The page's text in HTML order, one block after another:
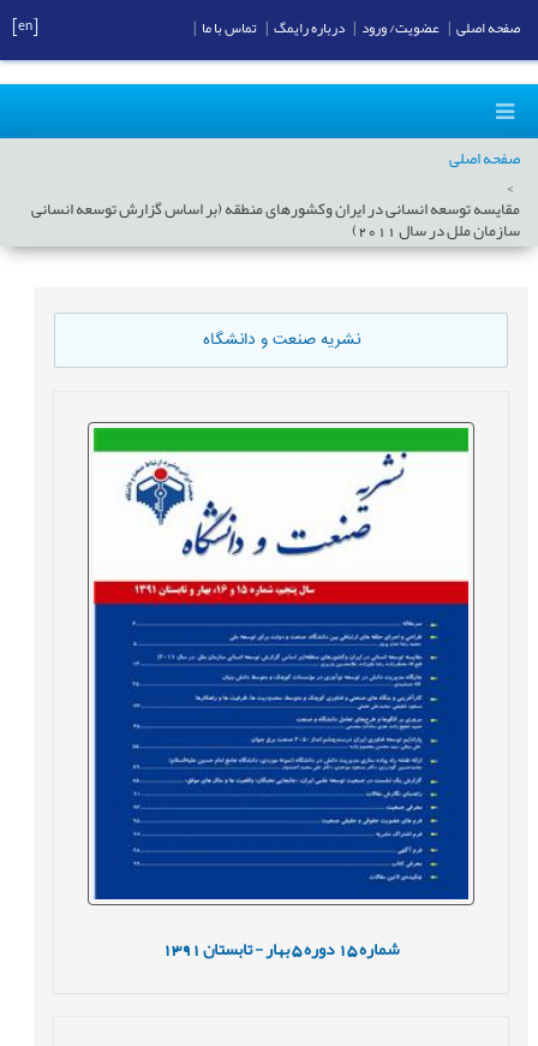
صفحه اصلی
مقایسه توسعه انسانی در ایران وکشورهای منطقه (بر اساس گزارش توسعه انسانی
سازمان ملل در سال 2011)
نشریه صنعت و دانشگاه
شماره15 دوره5 بهار - تابستان1391
صفحه اصلی عضویت/ ورود درباره رایمگ تماس با ما